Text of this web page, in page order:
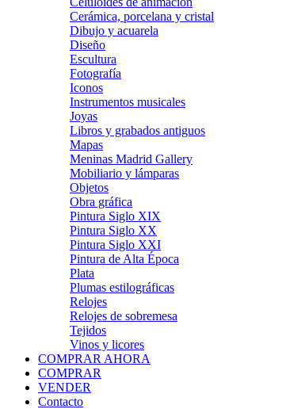
Cerámica, porcelana y cristal
Dibujo y acuarela
Diseño
Escultura
Fotografía
Iconos
Instrumentos musicales
Joyas
Libros y grabados antiguos
Mapas
Meninas Madrid Gallery
Mobiliario y lámparas
Objetos
Obra gráfica
Pintura Siglo XIX
Pintura Siglo XX
Pintura Siglo XXI
Pintura de Alta Época
Plata
Plumas estilográficas
Relojes
Relojes de sobremesa
Tejidos
Vinos y licores
COMPRAR AHORA
COMPRAR
VENDER
Contacto